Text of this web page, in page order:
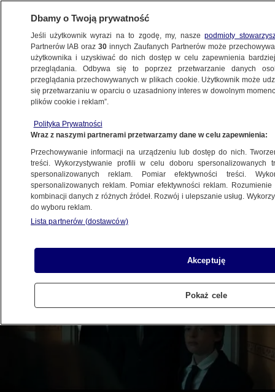
KULTURA I STYL
Przełomowy sukces Polaków
Tomasz-Marcin Wrona
28.08.2025, 13:23
Posłuchaj artykułu
Czyta lektor AI
Dbamy o Twoją prywatność
Jeśli użytkownik wyrazi na to zgodę, my, naszepodmioty
Partnerów IAB oraz30 innych Zaufanych Partnerów może
użytkownika i uzyskiwać do nich dostęp w celu zapewnienia
przeglądania. Odbywa się to poprzez przetwarzanie danych
przeglądania przechowywanych w plikach cookie. Użytkownik może
się przetwarzaniu w oparciu o uzasadniony interes w dowolnym
plików cookie i reklam”.
Polityka Prywatności
Wraz z naszymi partnerami przetwarzamy dane w celu zapewnienia:
Przechowywanie informacji na urządzeniu lub dostęp do nich.
treści. Wykorzystywanie profili w celu doboru spersonalizowanych
spersonalizowanych reklam. Pomiar efektywności treści.
spersonalizowanych reklam. Pomiar efektywności reklam.
kombinacji danych z różnych źródeł. Rozwój i ulepszanie usług.
do wyboru reklam.
Lista partnerów (dostawców)
Akceptuję
Pokaż cele